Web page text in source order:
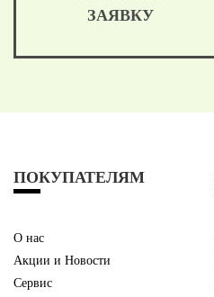
ЗАЯВКУ
ПОКУПАТЕЛЯМ
О нас
Акции и Новости
Сервис